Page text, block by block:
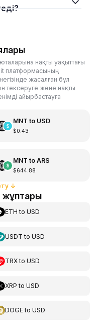
нақты уақыттағы
платформасының
жасалған бұл
тексеруге және нақты
айырбастауға
MNT to USD
$0.43
MNT to ARS
$644.88
↓
жұптары
ETH toUSD
USDT toUSD
TRXtoUSD
XRP toUSD
DOGEtoUSD